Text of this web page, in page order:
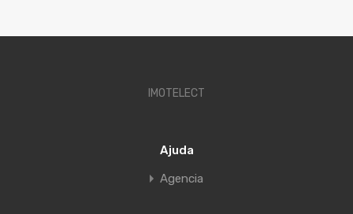
IMOTELECT
Ajuda
Agencia